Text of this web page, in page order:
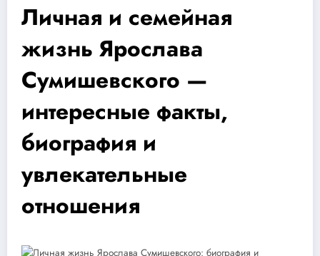
Личная и семейная
жизнь Ярослава
Сумишевского —
интересные факты,
биография и
увлекательные
отношения